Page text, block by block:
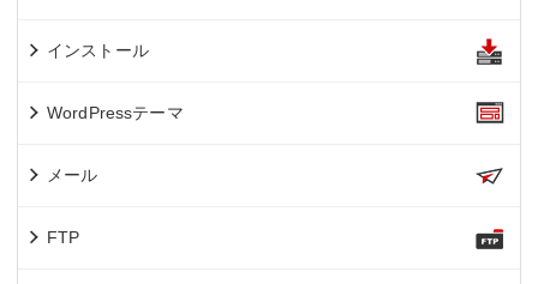
インストール
WordPressテーマ
メール
FTP